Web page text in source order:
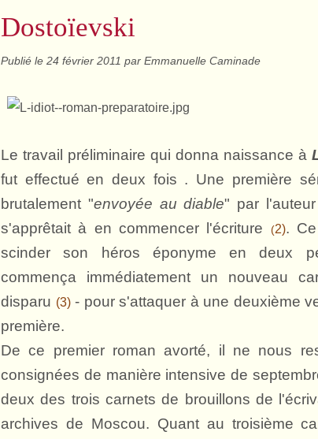
Dostoïevski
Publié le 24 février 2011 par Emmanuelle Caminade
Le travail préliminaire qui donna naissance à
fut effectué en deux fois . Une première
brutalement "envoyée au diable" par
s'apprêtait à en commencer l'écriture
(2).
scinder son héros éponyme en deux
commença immédiatement un nouveau
disparu (3)- pour s'attaquer à une deuxième
première.
De ce premier roman avorté, il ne nous
consignées de manière intensive de
deux des trois carnets de brouillons de
archives de Moscou. Quant au troisième